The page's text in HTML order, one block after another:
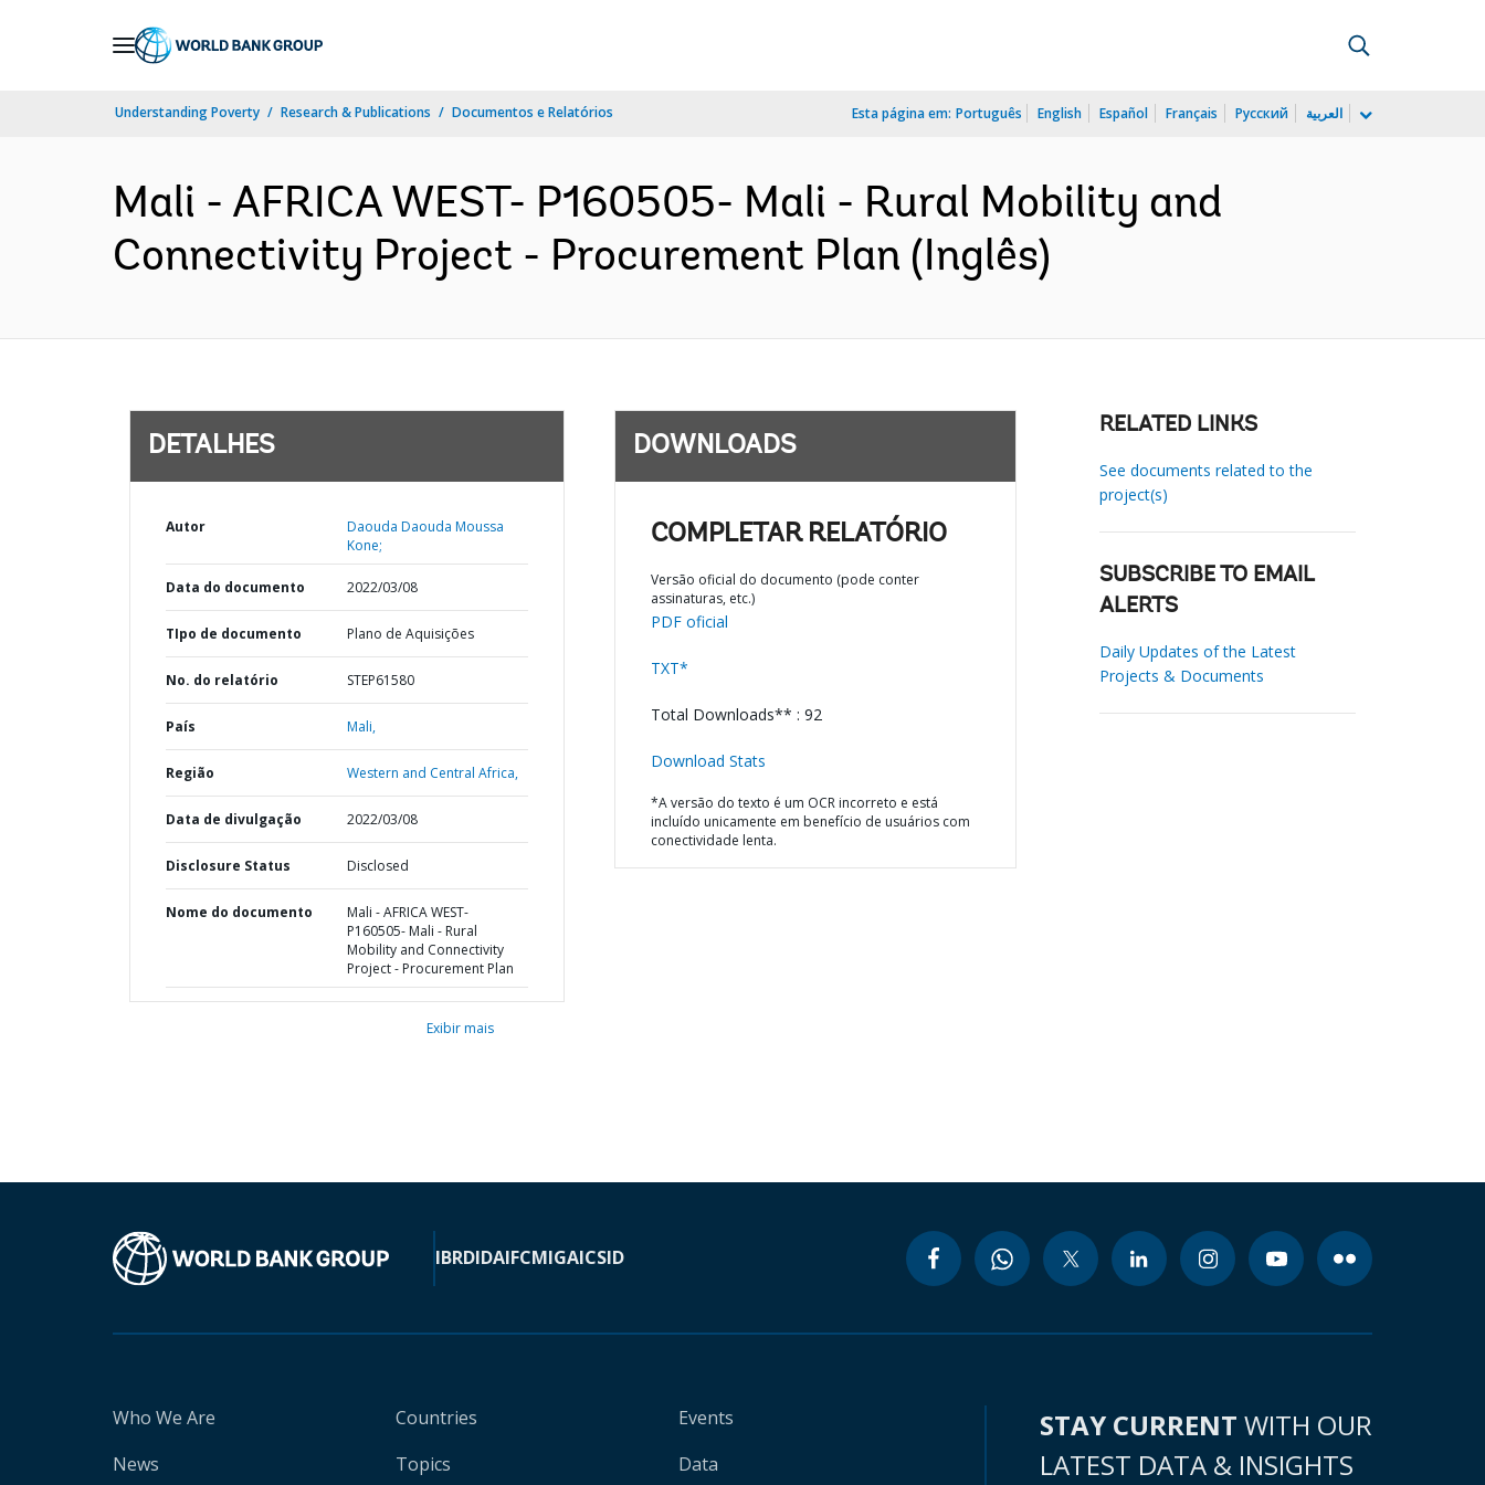
Understanding Poverty Research & Publications Documentos e Relatórios Esta página em: Português English Español Français Русский العربية
Mali - AFRICA WEST- P160505- Mali - Rural Mobility and
Connectivity Project - Procurement Plan (Inglês)
DETALHES
Autor
Daouda Daouda Moussa
Kone;
Data do documento 2022/03/08
TIpo de documento Plano de Aquisições
No. do relatório STEP61580
País Mali,
Região Western and Central Africa,
Data de divulgação 2022/03/08
Disclosure Status Disclosed
Nome do documento
Mali - AFRICA WEST-
P160505- Mali - Rural
Mobility and Connectivity
Project - Procurement Plan
Exibir mais
DOWNLOADS
COMPLETAR RELATÓRIO
Versão oficial do documento (pode conter
assinaturas, etc.)
PDF oficial
TXT*
Total Downloads** : 92
Download Stats
*A versão do texto é um OCR incorreto e está
incluído unicamente em benefício de usuários com
conectividade lenta.
RELATED LINKS
See documents related to the
project(s)
SUBSCRIBE TO EMAIL
ALERTS
Daily Updates of the Latest
Projects & Documents
IBRDIDAIFCMIGAICSID
Who We Are
News
Countries
Topics
Events
Data
STAY CURRENT WITH OUR
LATEST DATA & INSIGHTS